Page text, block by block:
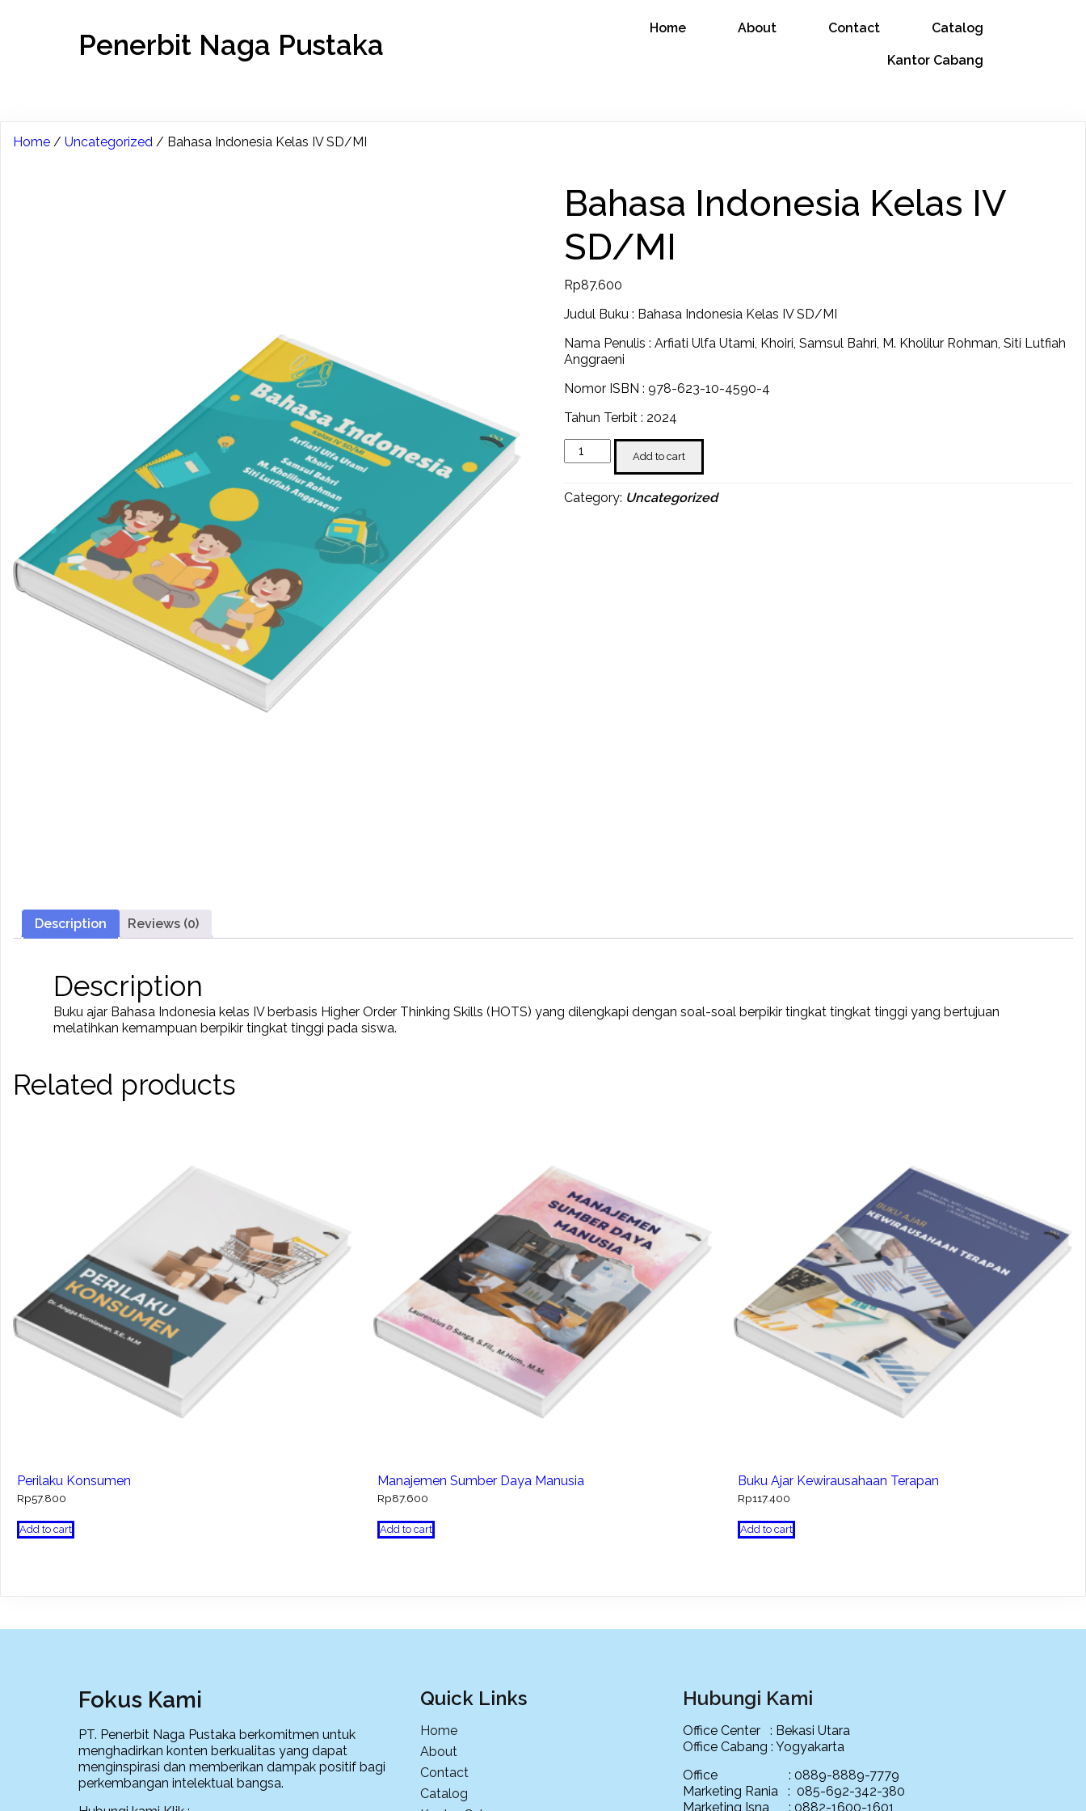
Penerbit Naga Pustaka Home About Contact Catalog
Kantor Cabang
Home / Uncategorized / Bahasa Indonesia Kelas IV SD/MI
Bahasa Indonesia Kelas IV
SD/MI
Rp87.600
Judul Buku : Bahasa Indonesia Kelas IV SD/MI
Nama Penulis : Arfiati Ulfa Utami, Khoiri, Samsul Bahri, M. Kholilur Rohman, Siti Lutfiah
Anggraeni
Nomor ISBN : 978-623-10-4590-4
Tahun Terbit : 2024
Bahasa
Indonesia
IV
SD/MI
Add to cart
Category: Uncategorized
Description Reviews (0)
Description
Buku ajar Bahasa Indonesia kelas IV berbasis Higher Order Thinking Skills (HOTS) yang dilengkapi dengan soal-soal berpikir tingkat tingkat tinggi yang bertujuan
melatihkan kemampuan berpikir tingkat tinggi pada siswa.
Related products
Perilaku Konsumen
Rp57.800
Add to cart
Manajemen Sumber Daya Manusia
Rp87.600
Add to cart
Buku Ajar Kewirausahaan Terapan
Rp117.400
Add to cart
Fokus Kami
PT. Penerbit Naga Pustaka berkomitmen untuk
menghadirkan konten berkualitas yang dapat
menginspirasi dan memberikan dampak positif bagi
perkembangan intelektual bangsa.
Quick Links
Home
About
Contact
Catalog
Hubungi Kami
Office Center : Bekasi Utara
Office Cabang : Yogyakarta
Office : 0889-8889-7779
Marketing Rania : 085-692-342-380
Marketing Isna : 0882-1600-1601